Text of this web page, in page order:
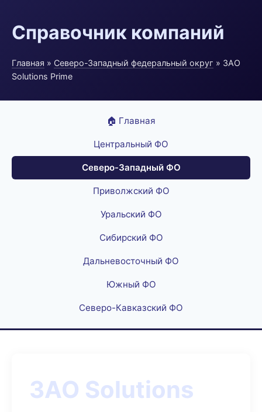
Справочник компаний
Главная » Северо-Западный федеральный округ » ЗАО
Solutions Prime
🏠 Главная
Центральный ФО
Северо-Западный ФО
Приволжский ФО
Уральский ФО
Сибирский ФО
Дальневосточный ФО
Южный ФО
Северо-Кавказский ФО
ЗАО Solutions